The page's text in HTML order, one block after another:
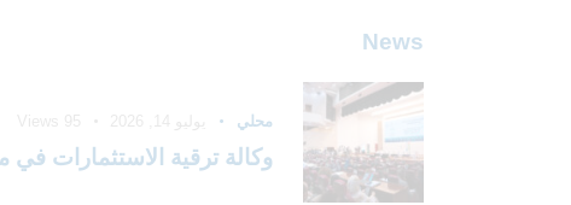
News
محلي
وكالة ترقية الاستثمارات في